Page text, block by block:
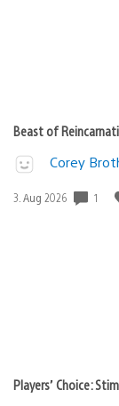
Beast of
Corey
3. Aug 2026 1
Players’ Choice: